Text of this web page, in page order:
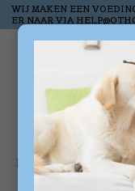
WIJ MAKEN EEN
ER NAAR VIA
Home / Tags